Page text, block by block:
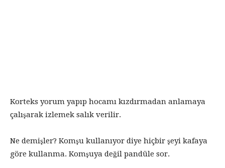
Korteks yorum yapıp hocamı kızdırmadan anlamaya
çalışarak izlemek salık verilir.
Ne demişler? Komşu kullanıyor diye hiçbir şeyi kafaya
göre kullanma. Komşuya değil pandüle sor.